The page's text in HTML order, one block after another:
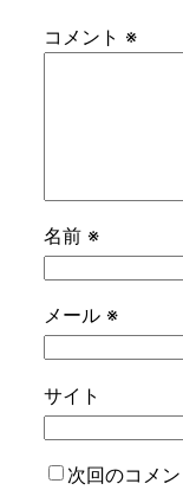
コメント ※
名前 ※
メール ※
サイト
次回のコメ